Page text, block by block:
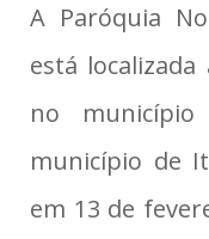
A Paróquia
está
no
município de
em 13 de